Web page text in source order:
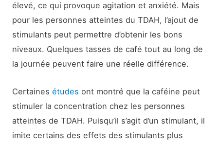
élevé, ce qui provoque agitation et anxiété. Mais
pour les personnes atteintes du TDAH, l’ajout de
stimulants peut permettre d’obtenir les bons
niveaux. Quelques tasses de café tout au long de
la journée peuvent faire une réelle différence.
Certainesétudes ont montré que la caféine peut
stimuler la concentration chez les personnes
atteintes de TDAH. Puisqu’il s’agit d’un stimulant, il
imite certains des effets des stimulants plus